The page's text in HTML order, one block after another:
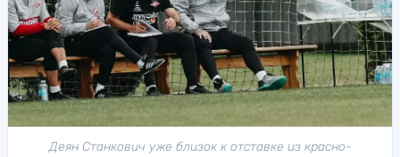
Деян Станкович уже близок к отставке из красно-